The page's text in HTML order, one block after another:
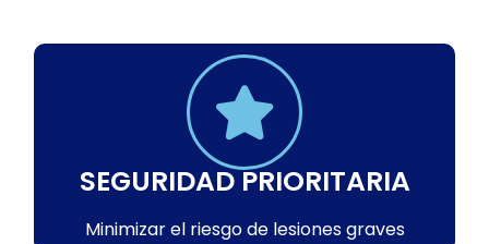
SEGURIDAD PRIORITARIA
Minimizar el riesgo de lesiones graves